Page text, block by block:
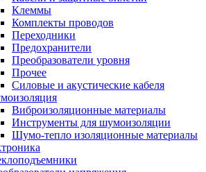
Клеммы
Комплекты проводов
Переходники
Предохранители
Преобразователи уровня
Прочее
Силовые и акустические кабеля
Виброизоляционные материалы
Инструменты для шумоизоляции
Шумо-тепло изоляционные материалы